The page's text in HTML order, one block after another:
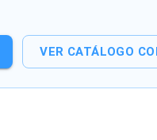
VER CATÁLOGO